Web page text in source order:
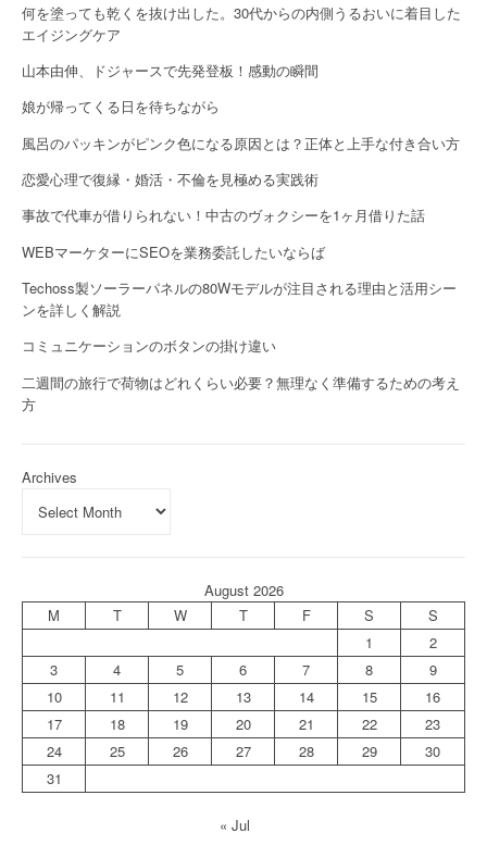
何を塗っても乾くを抜け出した。30代からの内側うるおいに着目した
エイジングケア
山本由伸、ドジャースで先発登板！感動の瞬間
娘が帰ってくる日を待ちながら
風呂のパッキンがピンク色になる原因とは？正体と上手な付き合い方
恋愛心理で復縁・婚活・不倫を見極める実践術
事故で代車が借りられない！中古のヴォクシーを1ヶ月借りた話
WEBマーケターにSEOを業務委託したいならば
Techoss製ソーラーパネルの80Wモデルが注目される理由と活用シー
ンを詳しく解説
コミュニケーションのボタンの掛け違い
二週間の旅行で荷物はどれくらい必要？無理なく準備するための考え
方
Archives
August 2026
M
T W T F S
S
1
2
3
4 5 6 7 8
9
10
11 12 13 14 15
16
17
18 19 20 21 22
23
24
25 26 27 28 29
30
31
« Jul